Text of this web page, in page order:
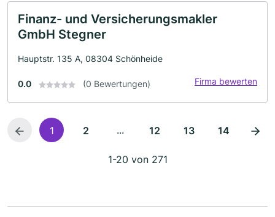
Finanz- und Versicherungsmakler
GmbH Stegner
Hauptstr. 135 A, 08304 Schönheide
0.0 (0 Bewertungen) Firma bewerten
1 2 ... 12 13 14
1-20 von 271